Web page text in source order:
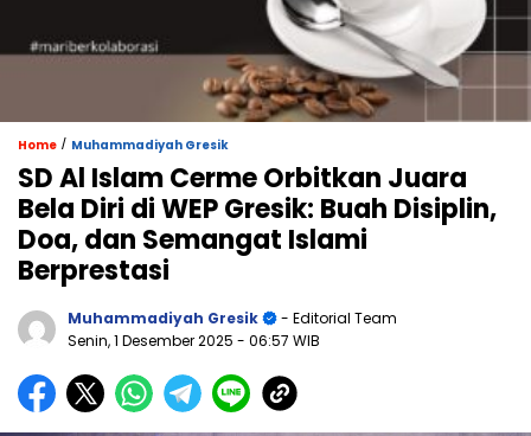
Home / Muhammadiyah Gresik
SD Al Islam Cerme Orbitkan Juara
Bela Diri di WEP Gresik: Buah Disiplin,
Doa, dan Semangat Islami
Berprestasi
Muhammadiyah Gresik
- Editorial Team
Senin, 1 Desember 2025 - 06:57 WIB